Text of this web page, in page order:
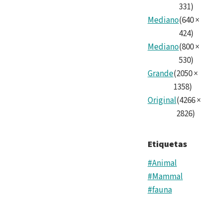
331)
Mediano(640×
424)
Mediano(800×
530)
Grande(2050×
1358)
Original(4266×
2826)
Etiquetas
#Animal
#Mammal
#fauna